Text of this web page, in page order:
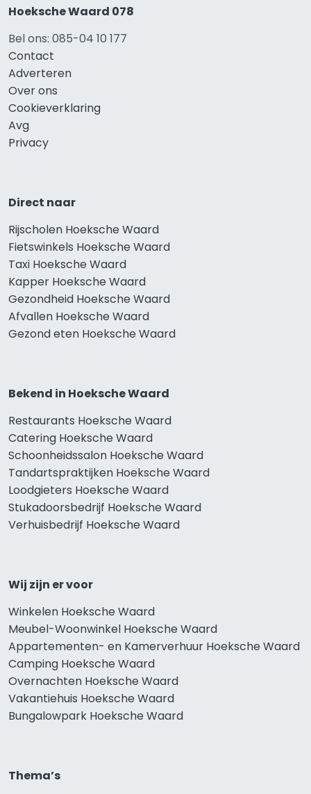
Hoeksche Waard 078
Bel ons: 085-04 10 177
Contact
Adverteren
Over ons
Cookieverklaring
Avg
Privacy
Direct naar
Rijscholen Hoeksche Waard
Fietswinkels Hoeksche Waard
Taxi Hoeksche Waard
Kapper Hoeksche Waard
Gezondheid Hoeksche Waard
Afvallen Hoeksche Waard
Gezond eten Hoeksche Waard
Bekend in Hoeksche Waard
Restaurants Hoeksche Waard
Catering Hoeksche Waard
Schoonheidssalon Hoeksche Waard
Tandartspraktijken Hoeksche Waard
Loodgieters Hoeksche Waard
Stukadoorsbedrijf Hoeksche Waard
Verhuisbedrijf Hoeksche Waard
Wij zijn er voor
Winkelen Hoeksche Waard
Meubel-Woonwinkel Hoeksche Waard
Appartementen- en Kamerverhuur Hoeksche Waard
Camping Hoeksche Waard
Overnachten Hoeksche Waard
Vakantiehuis Hoeksche Waard
Bungalowpark Hoeksche Waard
Thema’s